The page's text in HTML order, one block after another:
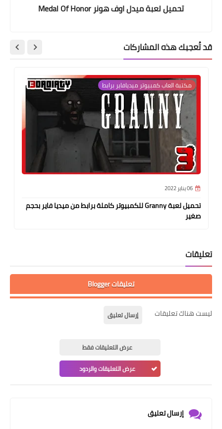
تحميل لعبة ميدل اوف هونر Medal Of Honor
قد تُعجبك هذه المشاركات
مكتبة العاب كمبيوتر ميديافاير برابط
06 يناير 2022
تحميل لعبة Granny للكمبيوتر كاملة برابط من ميديا فاير بحجم
صغير
تعليقات
تعليقات Blogger
ليست هناك تعليقات إرسال تعليق
عرض التعليقات فقط
عرض التعليقات والردود
إرسال تعليق